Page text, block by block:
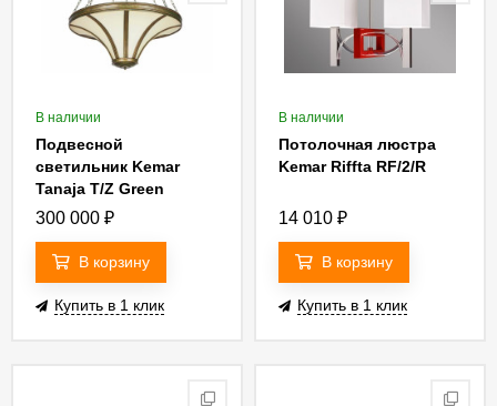
В наличии
Подвесной
светильник Kemar
Tanaja T/Z Green
300 000 ₽
В корзину
Купить в 1 клик
В наличии
Потолочная люстра
Kemar Riffta RF/2/R
14 010 ₽
В корзину
Купить в 1 клик